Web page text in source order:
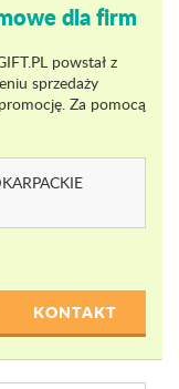
dla firm
powstał z
sprzedaży
Za pomocą
KONTAKT